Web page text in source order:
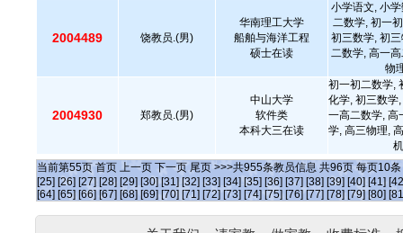
2004489 饶教员.(男)
华南理工大学
船舶与海洋工程
硕士在读
小学语文, 小
二数学, 初一
初三数学, 初
二数学, 高一
物
2004930 郑教员.(男)
中山大学
软件类
本科大三在读
初一初二数学,
化学, 初三数学
一高二数学, 高
学, 高三物理,
当前第55页 首页 上一页 下一页 尾页 >>>共955条教员信息 共96页 每页10条
[25] [26] [27] [28] [29] [30] [31] [32] [33] [34] [35] [36] [37] [38] [39] [40] [41]
[64] [65] [66] [67] [68] [69] [70] [71] [72] [73] [74] [75] [76] [77] [78] [79] [80]